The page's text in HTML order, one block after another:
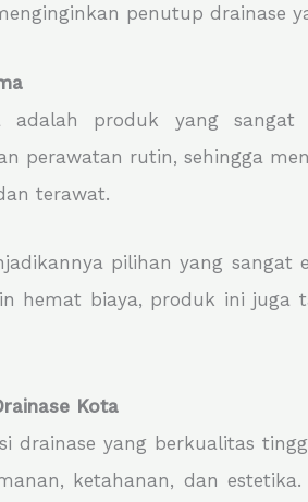
penutup
adalah produk yang
perawatan rutin, sehingga
terawat.
pilihan yang
hemat biaya, produk ini
Kota
drainase yang berkualitas
ketahanan, dan